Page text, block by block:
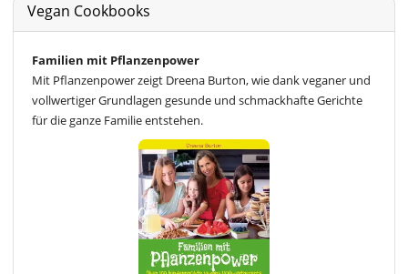
Vegan Cookbooks
Familien mit Pflanzenpower
Mit Pflanzenpower zeigt Dreena Burton, wie dank veganer und
vollwertiger Grundlagen gesunde und schmackhafte Gerichte
für die ganze Familie entstehen.